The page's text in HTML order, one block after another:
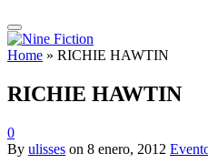
Home » RICHIE HAWTIN
RICHIE HAWTIN
0
By ulisses on 8 enero, 2012